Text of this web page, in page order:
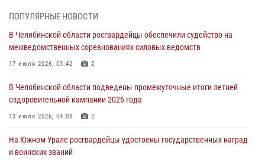
На Южном Урале спецназ Росгвардии провел военно-полевые
Росгвардейцы задержали трёх магазинных воров в Челябинске
На Южном Урале сотрудники Росгвардии задержали
подозреваемого в совершении убийства
В Челябинской области росгвардейцами по горячим следам
ПОПУЛЯРНЫЕ НОВОСТИ
В Челябинской области росгвардейцы обеспечили судейство на
межведомственных соревнованиях силовых ведомств
17 июля 2026, 03:42 2
В Челябинской области подведены промежуточные итоги летней
оздоровительной кампании 2026 года
13 июля 2026, 04:08 2
На Южном Урале росгвардейцы удостоены государственных наград
и воинских званий